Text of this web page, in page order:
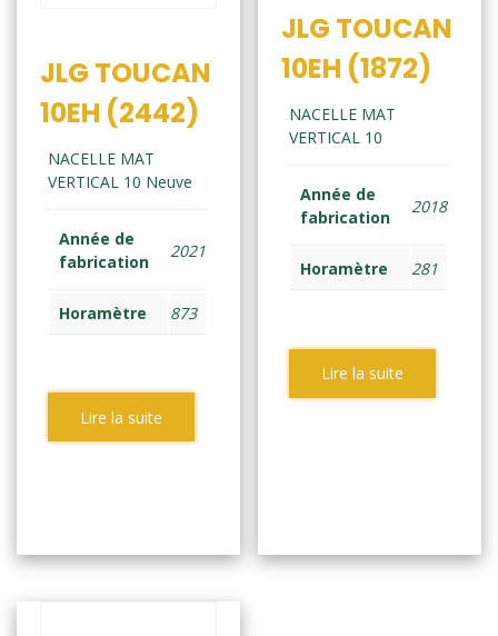
JLG TOUCAN
10EH (2442)
NACELLE MAT
VERTICAL 10 Neuve
Année de
fabrication
2021
Horamètre 873
Lire la suite
JLG TOUCAN
10EH (1872)
NACELLE MAT
VERTICAL 10
Année de
fabrication
2018
Horamètre 281
Lire la suite